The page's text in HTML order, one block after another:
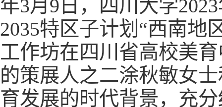
年3月9日，四川大学
2035特区子计划“西南
工作坊在四川省高校美
的策展人之二涂秋敏女
育发展的时代背景，充